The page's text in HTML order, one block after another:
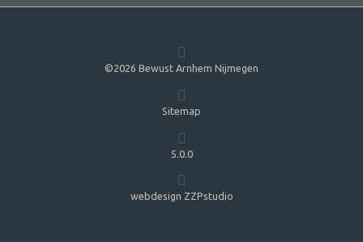
©2026 Bewust Arnhem Nijmegen
Sitemap
5.0.0
webdesign ZZPstudio